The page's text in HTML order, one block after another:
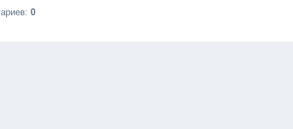
: 0